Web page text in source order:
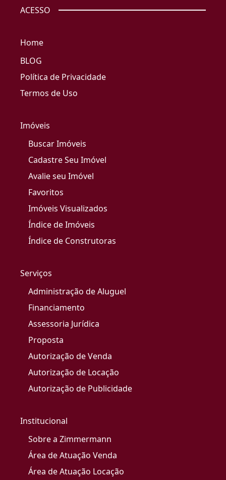
ACESSO
Home
BLOG
Política de Privacidade
Termos de Uso
Imóveis
Buscar Imóveis
Cadastre Seu Imóvel
Avalie seu Imóvel
Favoritos
Imóveis Visualizados
Índice de Imóveis
Índice de Construtoras
Serviços
Administração de Aluguel
Financiamento
Assessoria Jurídica
Proposta
Autorização de Venda
Autorização de Locação
Autorização de Publicidade
Institucional
Sobre a Zimmermann
Área de Atuação Venda
Área de Atuação Locação